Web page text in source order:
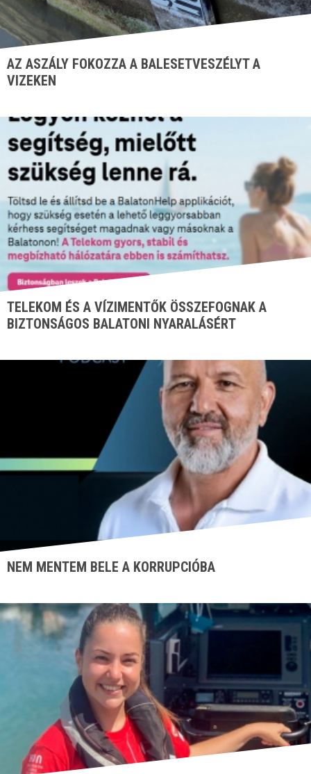
AZ ASZÁLY FOKOZZA A BALESETVESZÉLYT A
VIZEKEN
TELEKOM ÉS A VÍZIMENTŐK ÖSSZEFOGNAK A
BIZTONSÁGOS BALATONI NYARALÁSÉRT
NEM MENTEM BELE A KORRUPCIÓBA